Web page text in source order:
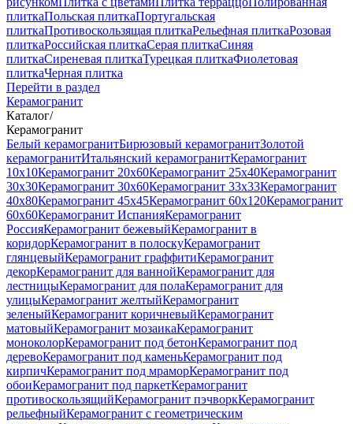
плиткаПольская плиткаПортугальская
плиткаПротивоскользящая плиткаРельефная плиткаРозовая
плиткаРоссийская плиткаСерая плиткаСиняя
плиткаСиреневая плиткаТурецкая плиткаФиолетовая
плиткаЧерная плитка
Перейти в раздел
Керамогранит
Каталог/
Керамогранит
Белый керамогранитБирюзовый керамогранитЗолотой
керамогранитИтальянский керамогранитКерамогранит
10x10Керамогранит 20x60Керамогранит 25x40Керамогранит
30x30Керамогранит 30x60Керамогранит 33x33Керамогранит
40x80Керамогранит 45x45Керамогранит 60x120Керамогранит
60x60Керамогранит ИспанияКерамогранит
РоссияКерамогранит бежевыйКерамогранит в
коридорКерамогранит в полоскуКерамогранит
глянцевыйКерамогранит граффитиКерамогранит
декорКерамогранит для ваннойКерамогранит для
лестницыКерамогранит для полаКерамогранит для
улицыКерамогранит желтыйКерамогранит
зеленыйКерамогранит коричневыйКерамогранит
матовыйКерамогранит мозаикаКерамогранит
моноколорКерамогранит под бетонКерамогранит под
деревоКерамогранит под каменьКерамогранит под
кирпичКерамогранит под мраморКерамогранит под
обоиКерамогранит под паркетКерамогранит
противоскользящийКерамогранит пэчворкКерамогранит
рельефныйКерамогранит с геометрическим